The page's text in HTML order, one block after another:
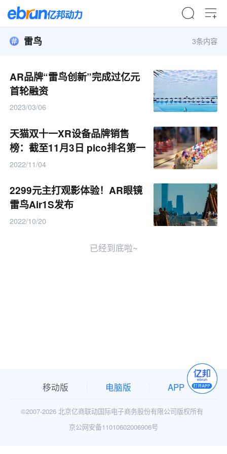
雷鸟 3条内容
AR品牌“雷鸟创新”完成过亿元
首轮融资
2023/03/06
天猫双十一XR设备品牌销售
榜：截至11月3日 pico排名第一
2022/11/04
2299元主打观影体验！AR眼镜
雷鸟Air1S发布
2022/10/20
已经到底啦~
移动版 电脑版 APP
©2007-2026 北京亿商联动国际电子商务股份有限公司版权所有
京公网安备11010602006906号